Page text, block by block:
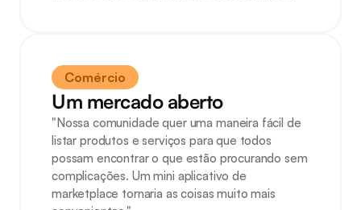
Comércio
Um mercado aberto
"Nossa comunidade quer uma maneira fácil de
listar produtos e serviços para que todos
possam encontrar o que estão procurando sem
complicações. Um mini aplicativo de
marketplace tornaria as coisas muito mais